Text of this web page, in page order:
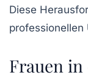
Diese
professionellen
Frauen in